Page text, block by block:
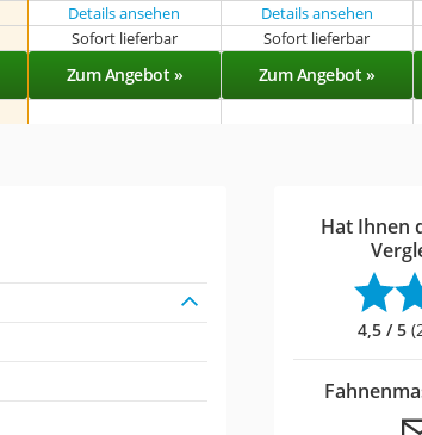
Details ansehen Details ansehen
Sofort lieferbar Sofort lieferbar
Zum Angebot » Zum Angebot »
Hat Ihnen
4,5 / 5